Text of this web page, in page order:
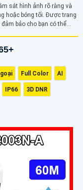
sát hình ảnh rõ ràng và
hoặc bóng tối. Được trang
bảo cho bạn có thể
Full Color AI
IP66 3D DNR